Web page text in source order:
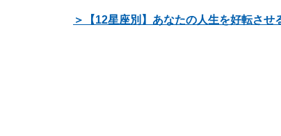
＞【12星座別】あなたの人生を好転させ